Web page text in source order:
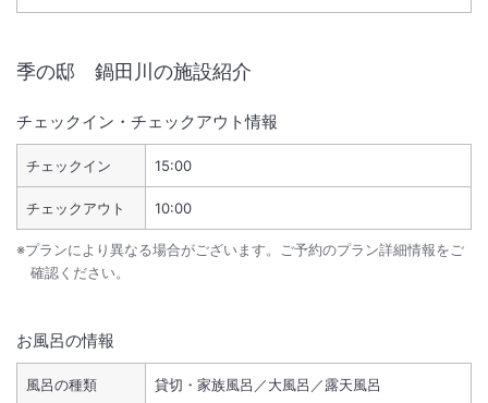
季の邸 鍋田川 の施設紹介
チェックイン・チェックアウト情報
チェックイン 15:00
チェックアウト 10:00
※プランにより異なる場合がございます。ご予約のプラン詳細情報をご
確認ください。
お風呂の情報
風呂の種類 貸切・家族風呂／大風呂／露天風呂